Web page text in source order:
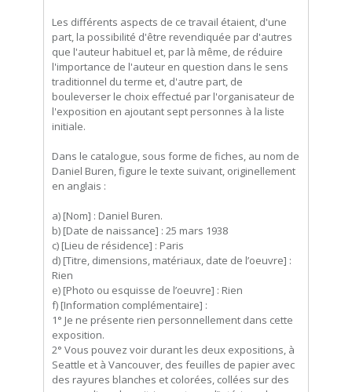
Les différents aspects de ce travail étaient, d'une
part, la possibilité d'être revendiquée par d'autres
que l'auteur habituel et, par là même, de réduire
l'importance de l'auteur en question dans le sens
traditionnel du terme et, d'autre part, de
bouleverser le choix effectué par l'organisateur de
l'exposition en ajoutant sept personnes à la liste
initiale.
Dans le catalogue, sous forme de fiches, au nom de
Daniel Buren, figure le texte suivant, originellement
en anglais :
a) [Nom] : Daniel Buren.
b) [Date de naissance] : 25 mars 1938
c) [Lieu de résidence] : Paris
d) [Titre, dimensions, matériaux, date de l’oeuvre] :
Rien
e) [Photo ou esquisse de l’oeuvre] : Rien
f) [Information complémentaire] :
1° Je ne présente rien personnellement dans cette
exposition.
2° Vous pouvez voir durant les deux expositions, à
Seattle et à Vancouver, des feuilles de papier avec
des rayures blanches et colorées, collées sur des